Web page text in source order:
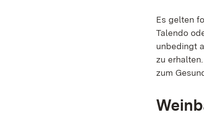
Es gelten
Talendo
unbedingt
zu
zum